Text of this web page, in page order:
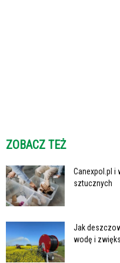
ZOBACZ TEŻ
Canexpol.pl i
sztucznych
Jak
wodę i